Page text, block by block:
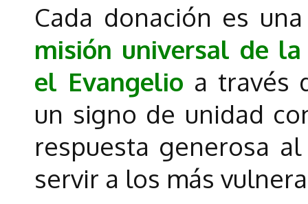
Cada donación es
misión universal de
el Evangelio a través
un signo de unidad
respuesta generosa
servir a los más